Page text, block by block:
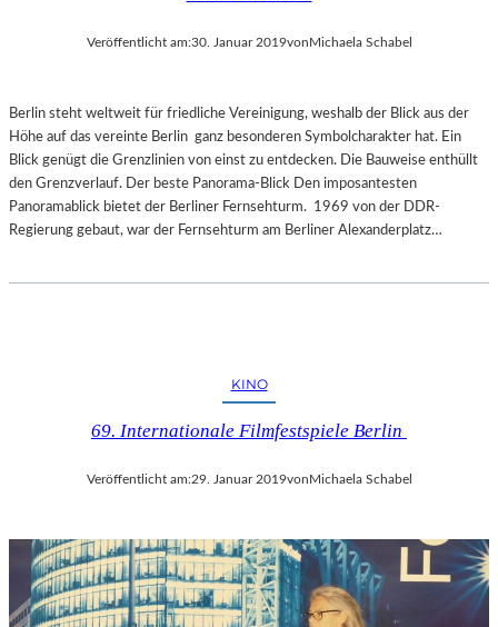
Veröffentlicht am:30. Januar 2019vonMichaela Schabel
Berlin steht weltweit für friedliche Vereinigung, weshalb der Blick aus der
Höhe auf das vereinte Berlin ganz besonderen Symbolcharakter hat. Ein
Blick genügt die Grenzlinien von einst zu entdecken. Die Bauweise enthüllt
den Grenzverlauf. Der beste Panorama-Blick Den imposantesten
Panoramablick bietet der Berliner Fernsehturm. 1969 von der DDR-
Regierung gebaut, war der Fernsehturm am Berliner Alexanderplatz…
KINO
69. Internationale Filmfestspiele Berlin
Veröffentlicht am:29. Januar 2019vonMichaela Schabel